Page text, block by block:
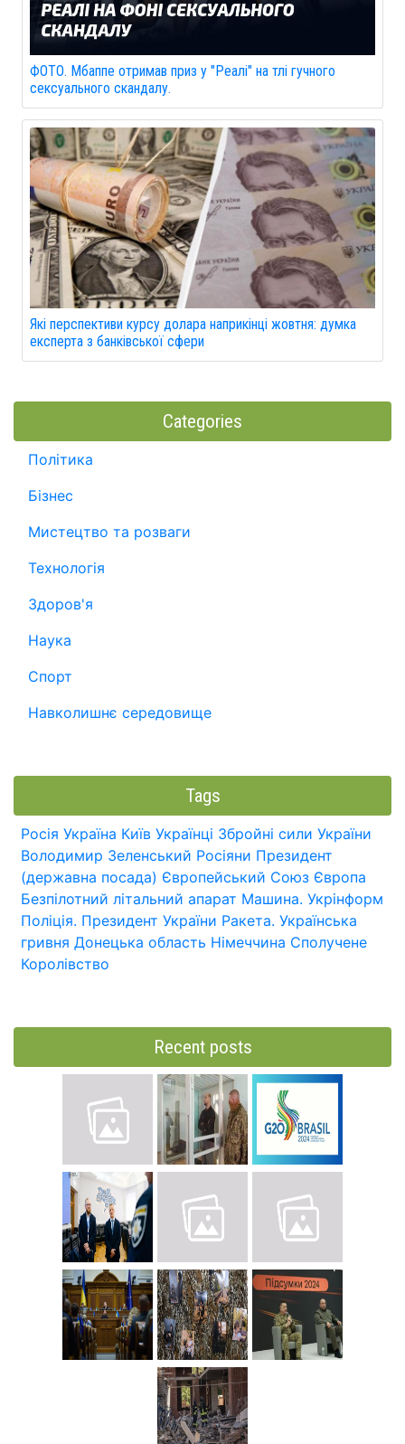
ФОТО. Мбаппе отримав приз у "Реалі" на тлі гучного
сексуального скандалу.
Які перспективи курсу долара наприкінці жовтня: думка
експерта з банківської сфери
Categories
Політика
Бізнес
Мистецтво та розваги
Технологія
Здоров'я
Наука
Спорт
Навколишнє середовище
Tags
Росія Україна Київ Українці Збройні сили України
Володимир Зеленський Росіяни Президент
(державна посада) Європейський Союз Європа
Безпілотний літальний апарат Машина. Укрінформ
Поліція. Президент України Ракета. Українська
гривня Донецька область Німеччина Сполучене
Королівство
Recent posts